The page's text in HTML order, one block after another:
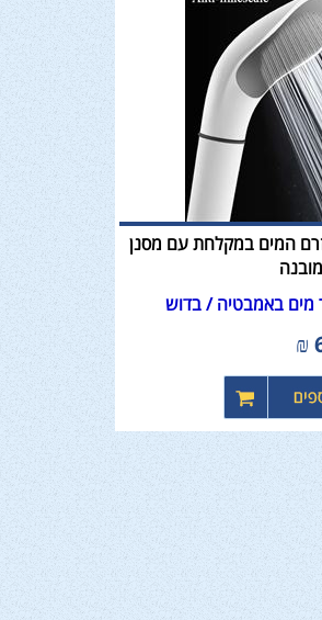
המים במקלחת עם מסנן
מים באמבטיה / בדוש
₪